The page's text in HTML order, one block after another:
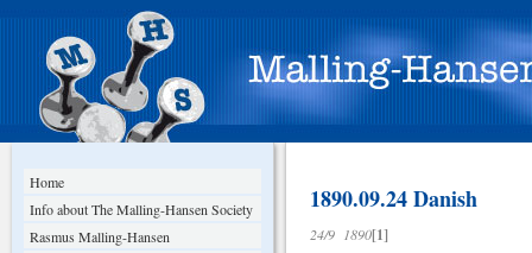
Home
Info about The Malling-Hansen Society
Rasmus Malling-Hansen
1890.09.24 Danish
24/9 1890[1]